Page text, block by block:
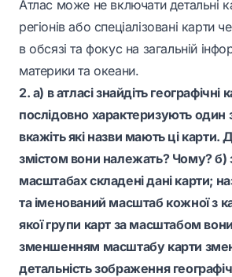
Атлас може не включати детальні
регіонів або спеціалізовані карти
в обсязі та фокус на загальній
материки та океани.
2. а) в атласі знайдіть географічні
послідовно характеризують один
вкажіть які назви мають ці карти.
змістом вони належать? Чому? б)
масштабах складені дані карти;
та іменований масштаб кожної з
якої групи карт за масштабом
зменшенням масштабу карти
детальність зображення